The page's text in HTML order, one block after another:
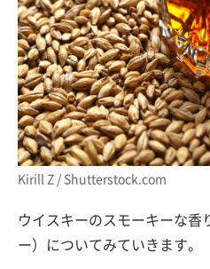
Kirill Z / Shutterstock.com
ウイスキーのスモーキーな香
ー）についてみていきます。